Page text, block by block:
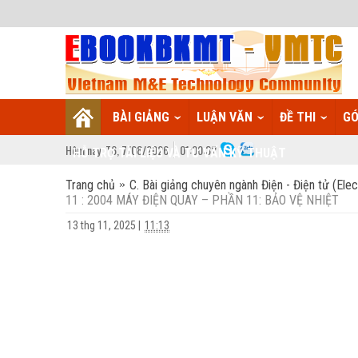
BÀI GIẢNG LUẬN VĂN ĐỀ THI
HỖ TRỢ TÀI LIỆU VÀ TƯ VẤN KỸ THUẬT
Hôm nay: T6, 7/08/2026 01:00:33
Trang chủ
C. Bài giảng chuyên ngành Điện - Điện tử
11 : 2004 MÁY ĐIỆN QUAY – PHẦN 11: BẢO VỆ NHIỆT
13 thg 11, 2025 11:13